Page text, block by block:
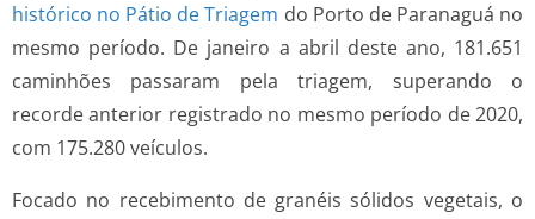
histórico no Pátio de Triagem do Porto de Paranaguá no
mesmo período. De janeiro a abril deste ano, 181.651
caminhões passaram pela triagem, superando o
recorde anterior registrado no mesmo período de 2020,
com 175.280 veículos.
Focado no recebimento de granéis sólidos vegetais, o